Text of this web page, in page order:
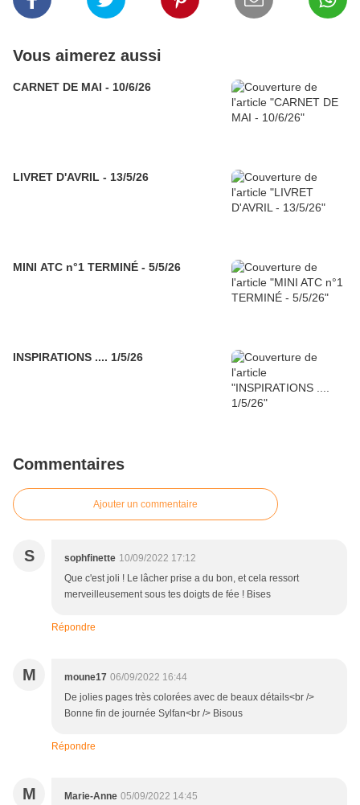
Vous aimerez aussi
CARNET DE MAI - 10/6/26
LIVRET D'AVRIL - 13/5/26
MINI ATC n°1 TERMINÉ - 5/5/26
INSPIRATIONS .... 1/5/26
Commentaires
Ajouter un commentaire
S sophfinette 10/09/2022 17:12
Que c'est joli ! Le lâcher prise a du bon, et cela ressort
merveilleusement sous tes doigts de fée ! Bises
Répondre
M moune17 06/09/2022 16:44
De jolies pages très colorées avec de beaux détails<br />
Bonne fin de journée Sylfan<br /> Bisous
Répondre
M Marie-Anne 05/09/2022 14:45